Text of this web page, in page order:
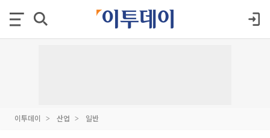
이투데이 산업 일반